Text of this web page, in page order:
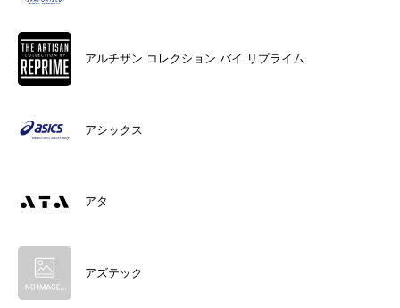
アルチザン コレクション バイ リプライム
アシックス
アタ
アズテック